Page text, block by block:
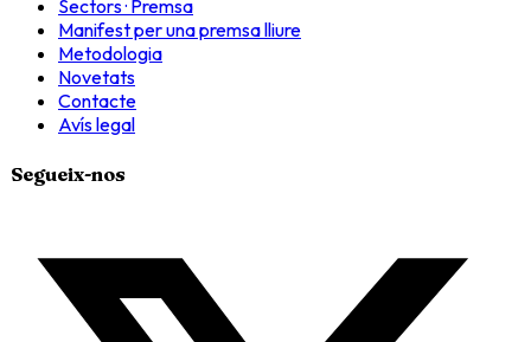
Sectors · Premsa
Manifest per una premsa lliure
Metodologia
Novetats
Contacte
Avís legal
Segueix-nos